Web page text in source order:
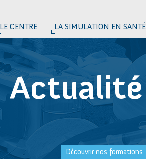
LE CENTRE LA SIMULATION EN SANTÉ
Actualité
Découvrir nos formations